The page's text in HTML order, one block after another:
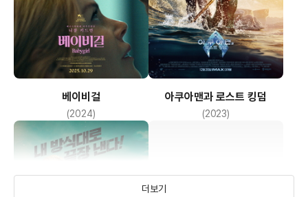
베이비걸
(2024)
아쿠아맨과 로스트 킹덤
(2023)
더보기